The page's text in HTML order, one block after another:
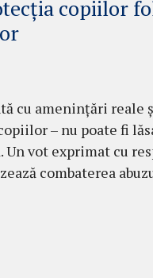
copiilor
cu amenințări reale
– nu poate fi
Un vot exprimat cu
combaterea